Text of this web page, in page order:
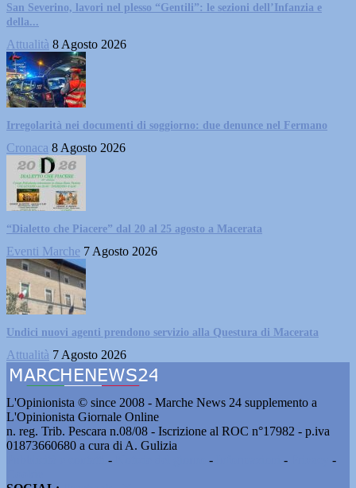
San Severino, lavori nel plesso “Gentili”: le sezioni dell’Infanzia e
della...
Attualità 8 Agosto 2026
Irregolarità nei documenti di soggiorno: due denunce nel Fermano
Cronaca 8 Agosto 2026
“Dialetto che Piacere” dal 20 al 25 agosto a Macerata
Eventi Marche 7 Agosto 2026
Undici nuovi agenti prendono servizio alla Questura di Macerata
Attualità 7 Agosto 2026
L'Opinionista © since 2008 - Marche News 24 supplemento a
L'Opinionista Giornale Online
n. reg. Trib. Pescara n.08/08 - Iscrizione al ROC n°17982 - p.iva
01873660680 a cura di A. Gulizia
- - -
-